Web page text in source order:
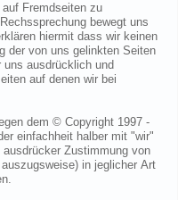
Fremdseiten zu
bewegt uns
hiermit dass wir keinen
der von uns gelinkten Seiten
uns ausdrücklich und
auf denen wir bei
dem © Copyright 1997 -
einfachheit halber mit "wir"
Zustimmung von
in jeglicher Art